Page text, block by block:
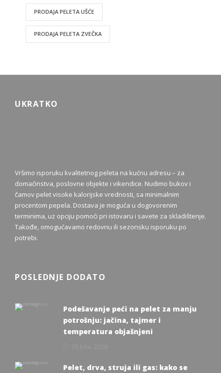
PRODAJA PELETA UŠĆE
PRODAJA PELETA ZVEČKA
UKRATKO
Vršimo isporuku kvalitetnog peleta na kućnu adresu – za
domaćinstva, poslovne objekte i vikendice. Nudimo bukov i
čamov pelet visoke kalorijske vrednosti, sa minimalnim
procentom pepela. Dostava je moguća u dogovorenim
terminima, uz opciju pomoći pri istovaru i savete za skladištenje.
Takođe, omogućavamo redovnu ili sezonsku isporuku po
potrebi.
POSLEDNJE DODATO
Podešavanje peći na pelet za manju
potrošnju: jačina, tajmer i
temperatura objašnjeni
Pelet, drva, struja ili gas: kako se